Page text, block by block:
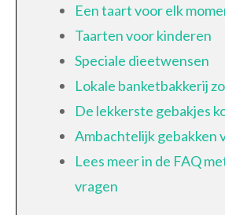
Een taart voor elk
Taarten voor kinderen
Speciale dieetwensen
Lokale banketbakkerij
De lekkerste gebakjes
Ambachtelijk gebakken
Lees meer in de FAQ
vragen